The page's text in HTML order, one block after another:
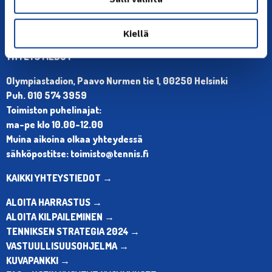
Kiellä
YHTEYSTIEDOT
Olympiastadion, Paavo Nurmen tie 1, 00250 Helsinki
Puh. 010 574 3959
Toimiston puhelinajat:
ma-pe klo 10.00-12.00
Muina aikoina olkaa yhteydessä
sähköpostitse: toimisto@tennis.fi
KAIKKI YHTEYSTIEDOT →
ALOITA HARRASTUS →
ALOITA KILPAILEMINEN →
TENNIKSEN STRATEGIA 2024 →
VASTUULLISUUSOHJELMA →
KUVAPANKKI →